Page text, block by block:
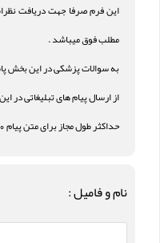
این فرم صرفا جهت دریافت
مطلب فوق میباشد .
به سوالات پزشکی در این بخش
از ارسال پیام های تبلیغاتی در
حداکثر طول مجاز برای متن پیام 500 کاراکتر است .
نام و فامیل :